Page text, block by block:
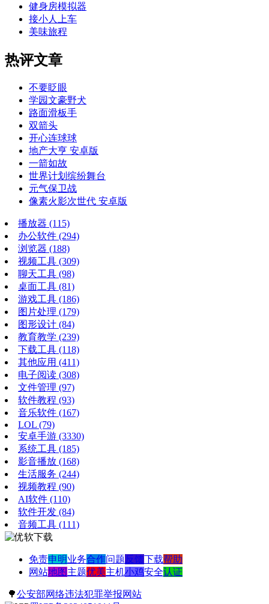
健身房模拟器
接小人上车
美味旅程
热评文章
不要眨眼
学园文豪野犬
路面滑板手
双箭头
开心连球球
地产大亨 安卓版
一箭如故
世界计划缤纷舞台
元气保卫战
像素火影次世代 安卓版
播放器 (115)
办公软件 (294)
浏览器 (188)
视频工具 (309)
聊天工具 (98)
桌面工具 (81)
游戏工具 (186)
图片处理 (179)
图形设计 (84)
教育教学 (239)
下载工具 (118)
其他应用 (411)
电子阅读 (308)
文件管理 (97)
软件教程 (93)
音乐软件 (167)
LOL (79)
安卓手游 (3330)
系统工具 (185)
影音播放 (168)
生活服务 (244)
视频教程 (90)
AI软件 (110)
软件开发 (84)
音频工具 (111)
免责申明业务合作问题反馈下载帮助
网站地图 主题优美主机小鸡安全认证
🌳公安部网络违法犯罪举报网站